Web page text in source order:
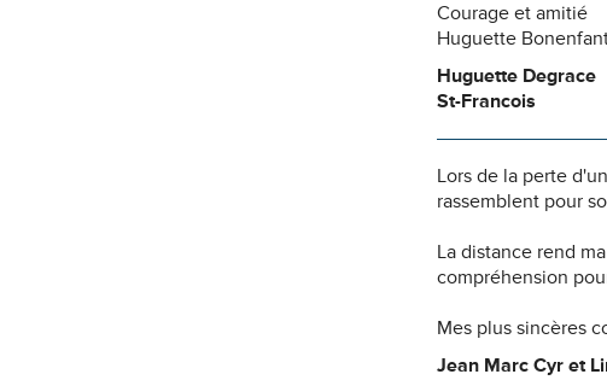
Courage et amitié
Huguette
Huguette Degrace
St-Francois
Lors de la perte
rassemblent pour
La distance rend
compréhension
Mes plus sincères
Jean Marc Cyr et